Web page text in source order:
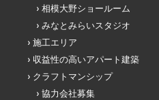
相模大野ショールーム
みなとみらいスタジオ
施工エリア
収益性の高いアパート建築
クラフトマンシップ
協力会社募集